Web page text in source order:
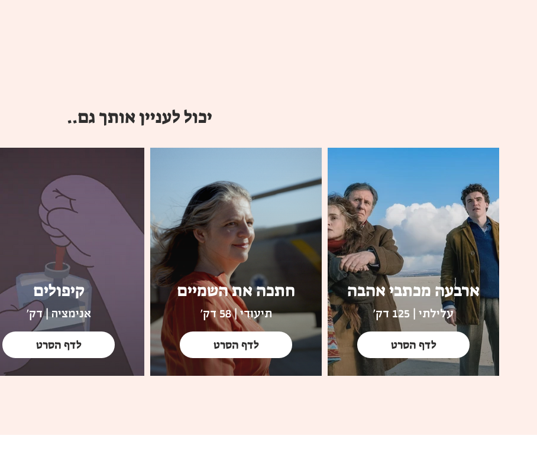
יכול לעניין אותך גם..
ארבעה מכתבי אהבה
עלילתי | 125 דק'
לדף הסרט
חתכה את השמיים
תיעודי | 58 דק'
לדף הסרט
קיפולים
אנימציה | דק'
לדף הסרט